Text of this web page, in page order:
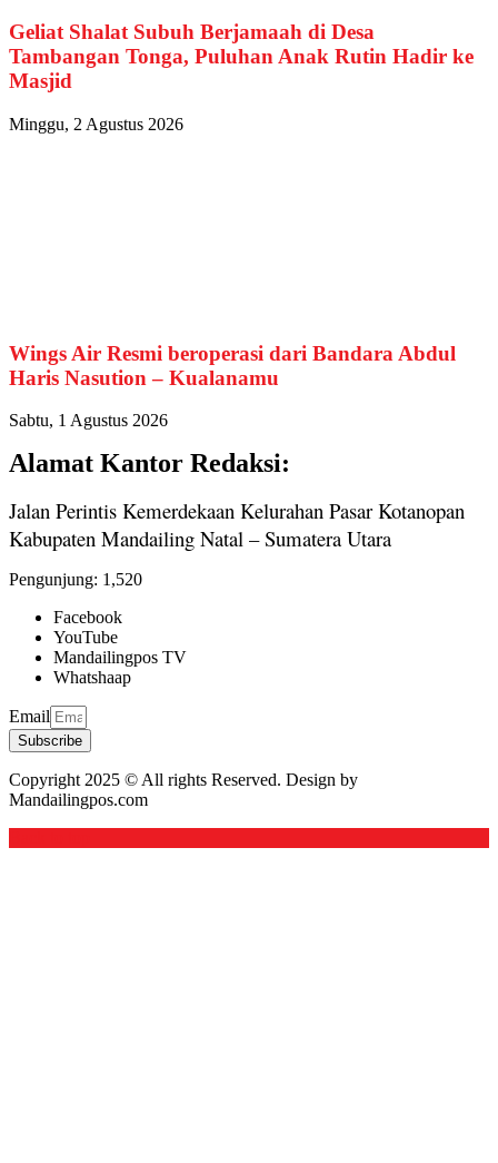
Geliat Shalat Subuh Berjamaah di Desa
Tambangan Tonga, Puluhan Anak Rutin Hadir ke
Masjid
Minggu, 2 Agustus 2026
Wings Air Resmi beroperasi dari Bandara Abdul
Haris Nasution – Kualanamu
Sabtu, 1 Agustus 2026
Alamat Kantor Redaksi:
Jalan Perintis Kemerdekaan Kelurahan Pasar Kotanopan
Kabupaten Mandailing Natal – Sumatera Utara
Pengunjung: 1,520
Facebook
YouTube
Mandailingpos TV
Whatshaap
Email
Subscribe
Copyright 2025 © All rights Reserved. Design by
Mandailingpos.com